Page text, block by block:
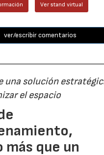
Ver stand virtual
ver/escribir comentarios
una solución
el espacio
más que un